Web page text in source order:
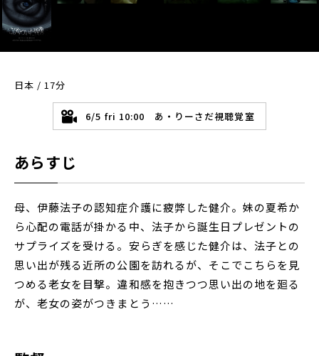
日本 / 17分
6/5 fri 10:00 あ・りーさだ視聴覚室
あらすじ
母、伊藤法子の認知症介護に疲弊した健介。妹の夏希か
ら心配の電話が掛かる中、法子から誕生日プレゼントの
サプライズを受ける。安らぎを感じた健介は、法子との
思い出が残る近所の公園を訪れるが、そこでこちらを見
つめる老女を目撃。違和感を抱きつつ思い出の地を廻る
が、老女の姿がつきまとう……